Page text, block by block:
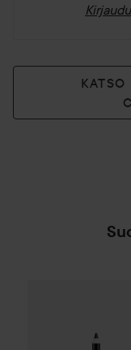
Kirjaudu